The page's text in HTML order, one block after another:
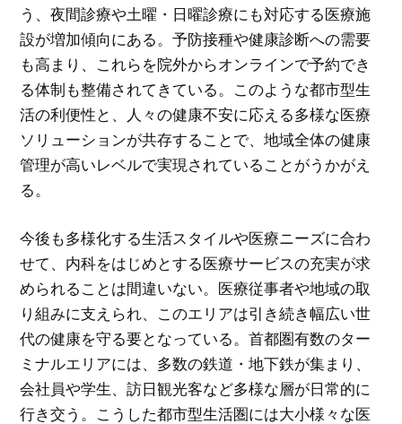
う、夜間診療や土曜・日曜診療にも対応する医療施
設が増加傾向にある。予防接種や健康診断への需要
も高まり、これらを院外からオンラインで予約でき
る体制も整備されてきている。このような都市型生
活の利便性と、人々の健康不安に応える多様な医療
ソリューションが共存することで、地域全体の健康
管理が高いレベルで実現されていることがうかがえ
る。
今後も多様化する生活スタイルや医療ニーズに合わ
せて、内科をはじめとする医療サービスの充実が求
められることは間違いない。医療従事者や地域の取
り組みに支えられ、このエリアは引き続き幅広い世
代の健康を守る要となっている。首都圏有数のター
ミナルエリアには、多数の鉄道・地下鉄が集まり、
会社員や学生、訪日観光客など多様な層が日常的に
行き交う。こうした都市型生活圏には大小様々な医